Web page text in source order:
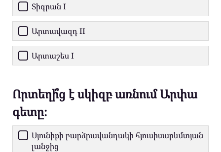
Տիգրան I
Արտավազդ II
Արտաշես I
Որտեղի՞ց է սկիզբ առնում Արփա
գետը։
Սյունիքի բարձրավանդակի հյուսիսարևմտյան
լանջից